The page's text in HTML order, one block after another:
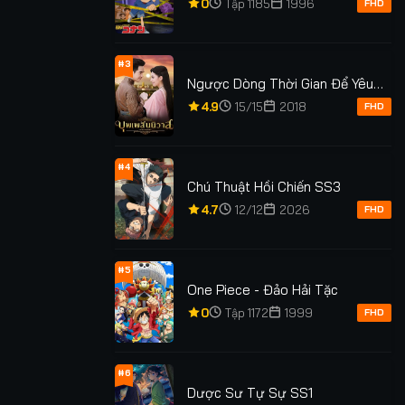
★0
Lượt xem: 847
TẬP 8/8
Peacemaker Season
★0
Lượt xem: 493
0 Tập 1185 1996 FHD
#3
Ngược Dòng Thời Gian Để Yêu
Anh Phần 1
4.9 15/15 2018 FHD
#4
Chú Thuật Hồi Chiến SS3
4.7 12/12 2026 FHD
#5
One Piece - Đảo Hải Tặc
0 Tập 1172 1999 FHD
#6
Dược Sư Tự Sự SS1